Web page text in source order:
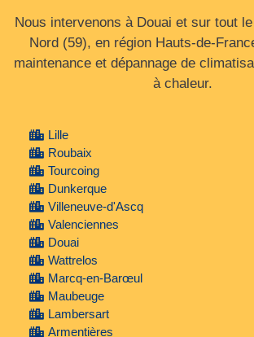
Nous intervenons à Douai et sur tout
Nord (59), en région
maintenance et dépannage de
à chaleur.
Lille
Roubaix
Tourcoing
Dunkerque
Villeneuve-d'Ascq
Valenciennes
Douai
Wattrelos
Marcq-en-Barœul
Maubeuge
Lambersart
Armentières